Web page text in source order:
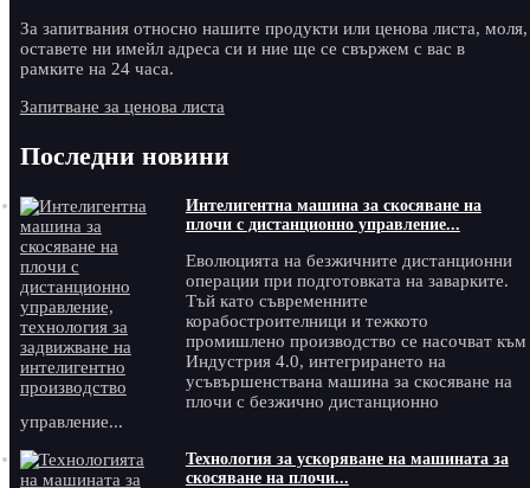
За запитвания относно нашите продукти или ценова листа, моля,
оставете ни имейл адреса си и ние ще се свържем с вас в
рамките на 24 часа.
Запитване за ценова листа
Последни новини
Интелигентна машина за скосяване на
плочи с дистанционно управление...
Еволюцията на безжичните дистанционни
операции при подготовката на заварките.
Тъй като съвременните
корабостроителници и тежкото
промишлено производство се насочват към
Индустрия 4.0, интегрирането на
усъвършенствана машина за скосяване на
плочи с безжично дистанционно
управление...
Технология за ускоряване на машината за
скосяване на плочи...